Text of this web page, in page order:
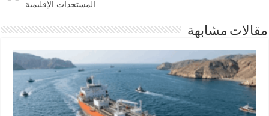
المستجدات الإقليمية
مقالات مشابهة